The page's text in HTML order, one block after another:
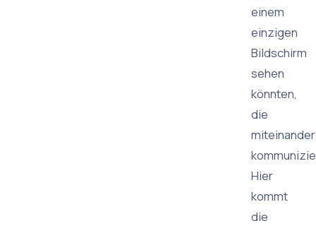
einem
einzigen
Bildschirm
sehen
könnten,
die
miteinander
Hier
kommt
die